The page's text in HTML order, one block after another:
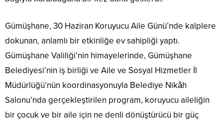
Gümüşhane, 30 Haziran Koruyucu Aile Günü’nde kalplere
dokunan, anlamlı bir etkinliğe ev sahipliği yaptı.
Gümüşhane Valiliği’nin himayelerinde, Gümüşhane
Belediyesi’nin iş birliği ve Aile ve Sosyal Hizmetler İl
Müdürlüğü’nün koordinasyonuyla Belediye Nikâh
Salonu’nda gerçekleştirilen program, koruyucu aileliğin
bir çocuk ve bir aile için ne denli dönüştürücü bir güç